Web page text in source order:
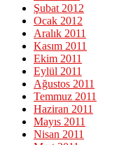
Şubat 2012
Ocak 2012
Aralık 2011
Kasım 2011
Ekim 2011
Eylül 2011
Ağustos 2011
Temmuz 2011
Haziran 2011
Mayıs 2011
Nisan 2011